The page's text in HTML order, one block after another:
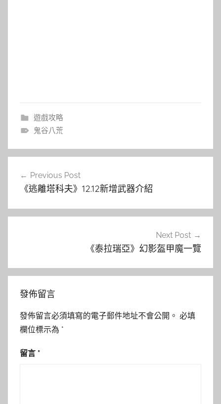
遊戲攻略
鬼谷八荒
覽
Previous Post
《逃離塔科夫》12.12新增武器介紹
Next Post
《泰拉瑞亞》幻影盔甲魔一覽
發佈留言
發佈留言必須填寫的電子郵件地址不會公開。 必填
欄位標示為 *
留言 *